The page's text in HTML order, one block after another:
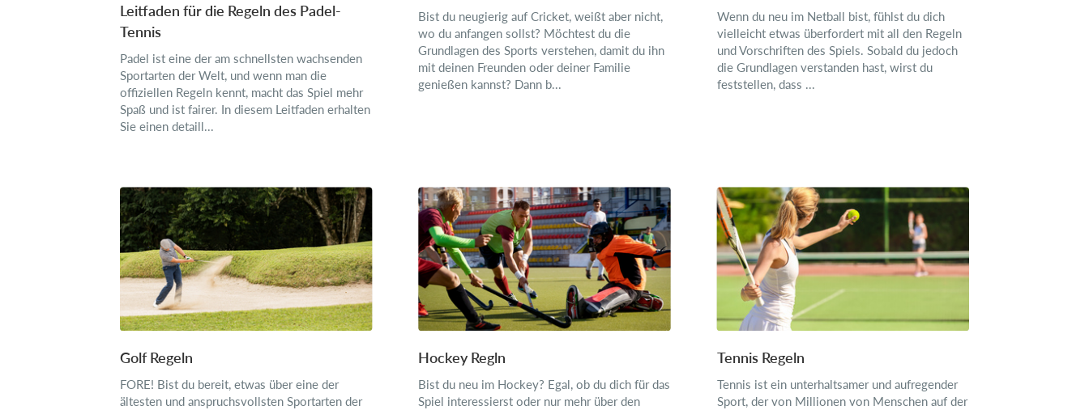
Leitfaden für die Regeln des Padel-
Tennis
Padel ist eine der am schnellsten wachsenden
Sportarten der Welt, und wenn man die
offiziellen Regeln kennt, macht das Spiel mehr
Spaß und ist fairer. In diesem Leitfaden erhalten
Sie einen detaill...
Bist du neugierig auf Cricket, weißt aber nicht,
wo du anfangen sollst? Möchtest du die
Grundlagen des Sports verstehen, damit du ihn
mit deinen Freunden oder deiner Familie
genießen kannst? Dann b...
Wenn du neu im Netball bist, fühlst du dich
vielleicht etwas überfordert mit all den Regeln
und Vorschriften des Spiels. Sobald du jedoch
die Grundlagen verstanden hast, wirst du
feststellen, dass ...
Golf Regeln
FORE! Bist du bereit, etwas über eine der
ältesten und anspruchsvollsten Sportarten der
Hockey Regln
Bist du neu im Hockey? Egal, ob du dich für das
Spiel interessierst oder nur mehr über den
Tennis Regeln
Tennis ist ein unterhaltsamer und aufregender
Sport, der von Millionen von Menschen auf der